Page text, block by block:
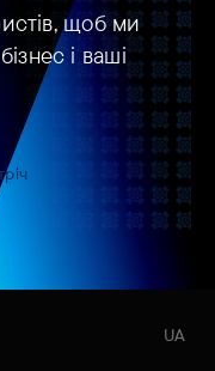
щоб ми
і ваші
UA